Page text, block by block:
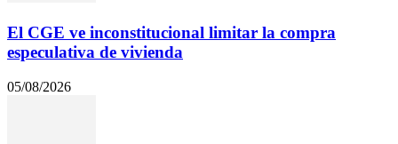
El CGE ve inconstitucional limitar la compra
especulativa de vivienda
05/08/2026